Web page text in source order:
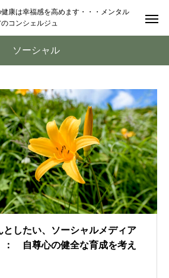
康は幸福感を高めます・・・メンタル
コンシェルジュ
ソーシャル
としたい、ソーシャルメディア
自尊心の健全な育成を考え